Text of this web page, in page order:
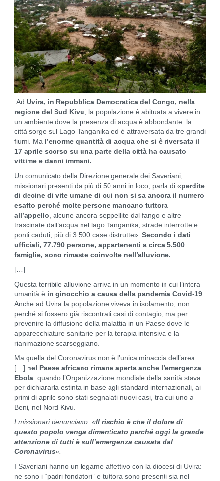
Ad Uvira, in Repubblica Democratica del Congo, nella
regione del Sud Kivu , la popolazione è abituata a vivere in
un ambiente dove la presenza di acqua è abbondante: la
città sorge sul Lago Tanganika ed è attraversata da tre grandi
fiumi. Ma l’enorme quantità di acqua che si è riversata il
17 aprile scorso su una parte della città ha causato
vittime e danni immani.
Un comunicato della Direzione generale dei Saveriani,
missionari presenti da più di 50 anni in loco, parla di «perdite
di decine di vite umane di cui non si sa ancora il numero
esatto perché molte persone mancano tuttora
all’appello , alcune ancora seppellite dal fango e altre
trascinate dall’acqua nel lago Tanganika; strade interrotte e
ponti caduti; più di 3.500 case distrutte». Secondo i dati
ufficiali, 77.790 persone, appartenenti a circa 5.500
famiglie, sono rimaste coinvolte nell’alluvione.
[…]
Questa terribile alluvione arriva in un momento in cui l’intera
umanità è in ginocchio a causa della pandemia Covid-19.
Anche ad Uvira la popolazione viveva in isolamento, non
perché si fossero già riscontrati casi di contagio, ma per
prevenire la diffusione della malattia in un Paese dove le
apparecchiature sanitarie per la terapia intensiva e la
rianimazione scarseggiano.
Ma quella del Coronavirus non è l’unica minaccia dell’area.
[…] nel Paese africano rimane aperta anche l’emergenza
Ebola: quando l’Organizzazione mondiale della sanità stava
per dichiararla estinta in base agli standard internazionali, ai
primi di aprile sono stati segnalati nuovi casi, tra cui uno a
Beni, nel Nord Kivu.
I missionari denunciano: «Il rischio è che il dolore di
questo popolo venga dimenticato perché oggi la grande
attenzione di tutti è sull’emergenza causata dal
Coronavirus».
I Saveriani hanno un legame affettivo con la diocesi di Uvira:
ne sono i “padri fondatori” e tuttora sono presenti sia nel